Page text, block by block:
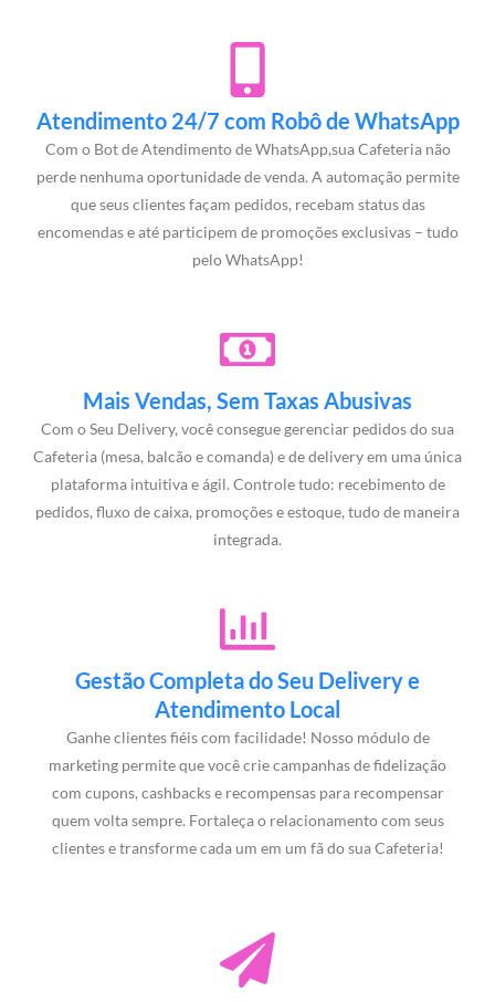
Atendimento 24/7 com Robô de WhatsApp
Com o Bot de Atendimento de WhatsApp,sua Cafeteria não
perde nenhuma oportunidade de venda. A automação permite
que seus clientes façam pedidos, recebam status das
encomendas e até participem de promoções exclusivas – tudo
pelo WhatsApp!
Mais Vendas, Sem Taxas Abusivas
Com o Seu Delivery, você consegue gerenciar pedidos do sua
Cafeteria (mesa, balcão e comanda) e de delivery em uma única
plataforma intuitiva e ágil. Controle tudo: recebimento de
pedidos, fluxo de caixa, promoções e estoque, tudo de maneira
integrada.
Gestão Completa do Seu Delivery e
Atendimento Local
Ganhe clientes fiéis com facilidade! Nosso módulo de
marketing permite que você crie campanhas de fidelização
com cupons, cashbacks e recompensas para recompensar
quem volta sempre. Fortaleça o relacionamento com seus
clientes e transforme cada um em um fã do sua Cafeteria!